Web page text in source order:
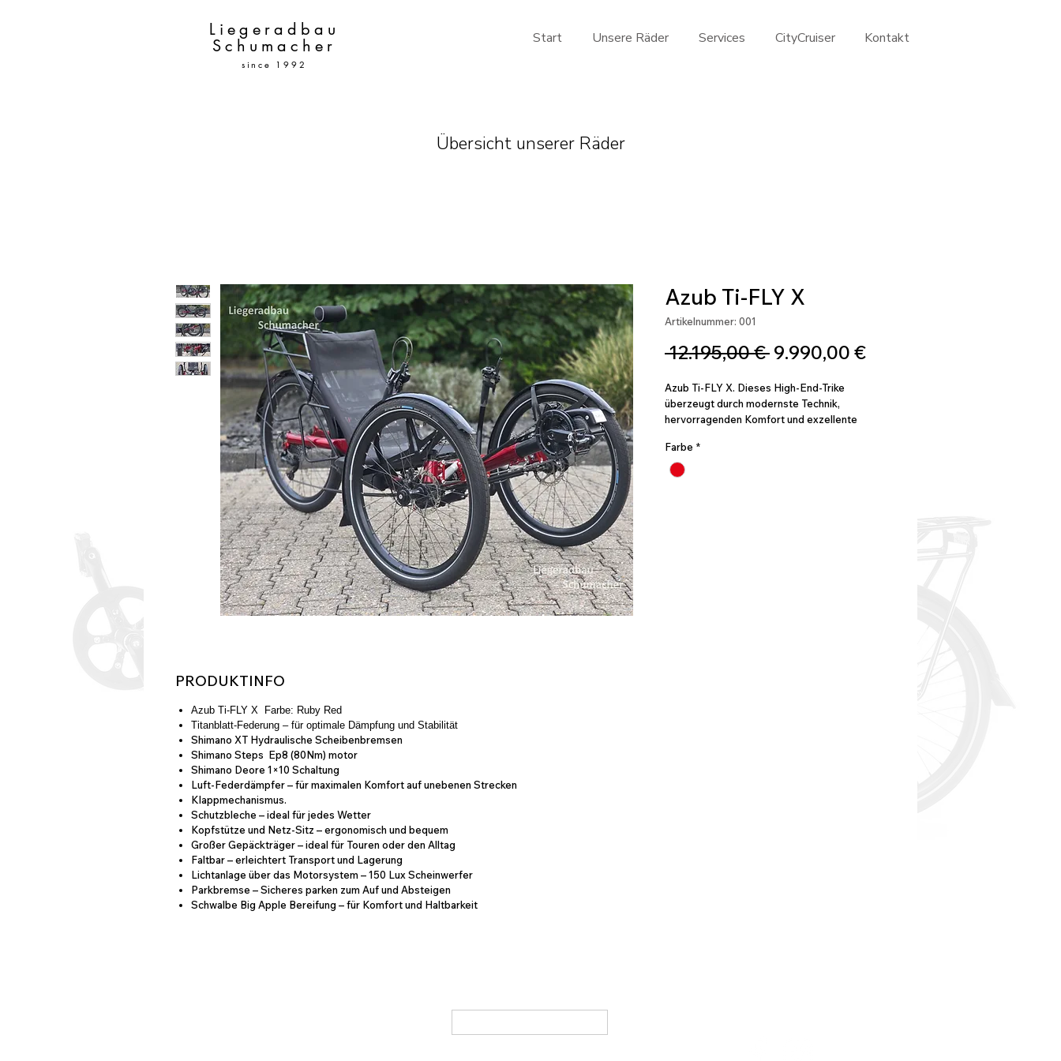
Liegeradbau
Schumacher
since 1992
Start Unsere Räder Services CityCruiser Kontakt
Übersicht unserer Räder
Azub Ti-FLY X
Artikelnummer: 001
12.195,00 € Standardpreis
9.990,00 €Sale-
Azub Ti-FLY X. Dieses High-End-Trike
überzeugt durch modernste Technik,
hervorragenden Komfort und exzellente
mit seiner Vollfederung kombiniert mit den
drei 26-Zoll-Laufrädern zu langen Fahrten ein.
Farbe *
PRODUKTINFO
Azub Ti-FLY X Farbe: Ruby Red
Titanblatt-Federung – für optimale Dämpfung und Stabilität
Shimano XT Hydraulische Scheibenbremsen
Shimano Steps Ep8 (80Nm) motor
Shimano Deore 1×10 Schaltung
Luft-Federdämpfer – für maximalen Komfort auf unebenen Strecken
Klappmechanismus.
Schutzbleche – ideal für jedes Wetter
Kopfstütze und Netz-Sitz – ergonomisch und bequem
Großer Gepäckträger – ideal für Touren oder den Alltag
Faltbar – erleichtert Transport und Lagerung
Lichtanlage über das Motorsystem – 150 Lux Scheinwerfer
Parkbremse – Sicheres parken zum Auf und Absteigen
Schwalbe Big Apple Bereifung – für Komfort und Haltbarkeit